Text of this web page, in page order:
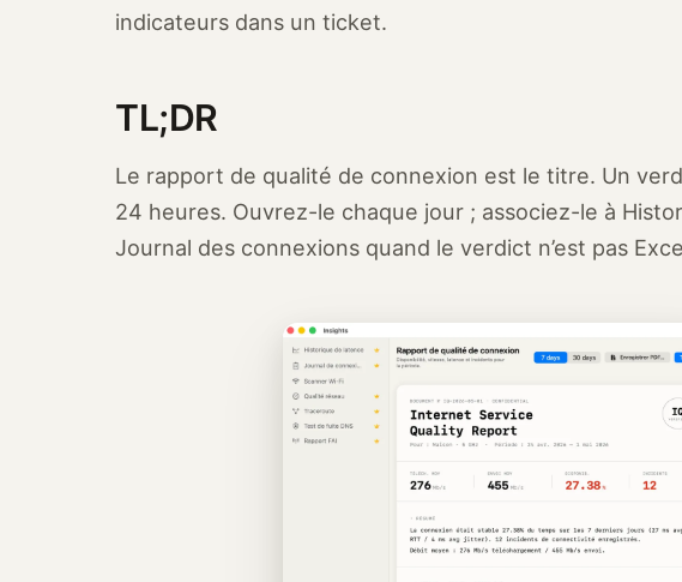
indicateurs dans un ticket.
TL;DR
Le rapport de qualité de connexion est le titre. Un
24 heures. Ouvrez-le chaque jour ; associez-le à
Journal des connexions quand le verdict n’est pas